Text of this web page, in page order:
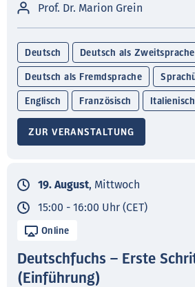
Prof. Dr. Marion Grein
Deutsch Deutsch als Zweitsprache
Deutsch als Fremdsprache
Englisch Französisch Italienisch
ZUR VERANSTALTUNG
19. August, Mittwoch
15:00 - 16:00 Uhr (CET)
Online
Deutschfuchs – Erste
(Einführung)